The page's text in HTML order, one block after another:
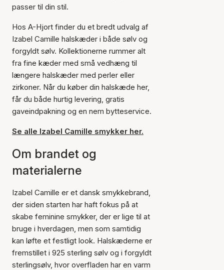
passer til din stil.
Hos A-Hjort finder du et bredt udvalg af
Izabel Camille halskæder i både sølv og
forgyldt sølv. Kollektionerne rummer alt
fra fine kæder med små vedhæng til
længere halskæder med perler eller
zirkoner. Når du køber din halskæde her,
får du både hurtig levering, gratis
gaveindpakning og en nem bytteservice.
Se alle Izabel Camille smykker her.
Om brandet og
materialerne
Izabel Camille er et dansk smykkebrand,
der siden starten har haft fokus på at
skabe feminine smykker, der er lige til at
bruge i hverdagen, men som samtidig
kan løfte et festligt look. Halskæderne er
fremstillet i 925 sterling sølv og i forgyldt
sterlingsølv, hvor overfladen har en varm